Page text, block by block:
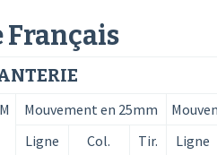
Français
M Mouvement en 25mm
Ligne
Col. Tir. Ligne